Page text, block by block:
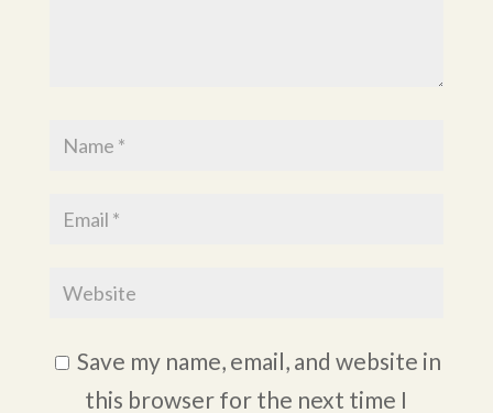
Save my name, email, and website in
this browser for the next time I